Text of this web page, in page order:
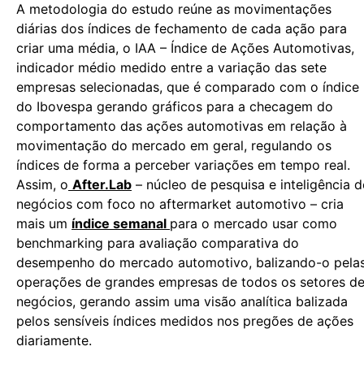
A metodologia do estudo reúne as movimentações
diárias dos índices de fechamento de cada ação para
criar uma média, o IAA – Índice de Ações Automotivas,
indicador médio medido entre a variação das sete
empresas selecionadas, que é comparado com o índice
do Ibovespa gerando gráficos para a checagem do
comportamento das ações automotivas em relação à
movimentação do mercado em geral, regulando os
índices de forma a perceber variações em tempo real.
Assim, o After.Lab – núcleo de pesquisa e inteligência
negócios com foco no aftermarket automotivo – cria
mais um índice semanal para o mercado usar como
benchmarking para avaliação comparativa do
desempenho do mercado automotivo, balizando-o
operações de grandes empresas de todos os setores de
negócios, gerando assim uma visão analítica balizada
pelos sensíveis índices medidos nos pregões de ações
diariamente.